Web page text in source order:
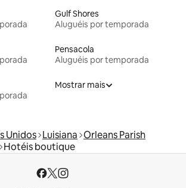
Gulf Shores
Aluguéis por temporada
Pensacola
Aluguéis por temporada
Mostrar mais
Unidos Luisiana Orleans Parish
Hotéis boutique